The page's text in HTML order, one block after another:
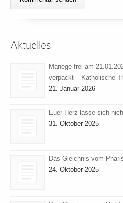
Aktuelles
Manege frei am
verpackt – Katholische
21. Januar 2026
Euer Herz lasse sich
31. Oktober 2025
Das Gleichnis vom
24. Oktober 2025